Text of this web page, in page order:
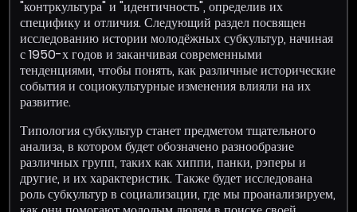
"контркультура" и "идентичность", определив их
специфику и отличия. Следующий раздел посвящен
исследованию истории молодёжных субкультур, начиная
с 1950-х годов и заканчивая современными
тенденциями, чтобы понять, как различные исторические
события и социокультурные изменения влияли на их
развитие.
Типология субкультур станет предметом тщательного
анализа, в котором будет обозначено разнообразие
различных групп, таких как хиппи, панки, рэперы и
другие, и их характеристик. Также будет исследована
роль субкультур в социализации, где мы проанализируем,